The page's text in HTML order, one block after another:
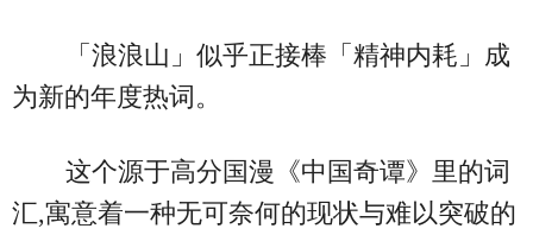
「浪浪山」似乎正接棒「精神内耗」成
为新的年度热词。
这个源于高分国漫《中国奇谭》里的词
汇,寓意着一种无可奈何的现状与难以突破的